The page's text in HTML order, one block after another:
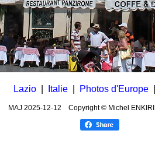
Lazio Italie Photos d'Europe
MAJ 2025-12-12 Copyright © Michel ENKIRI